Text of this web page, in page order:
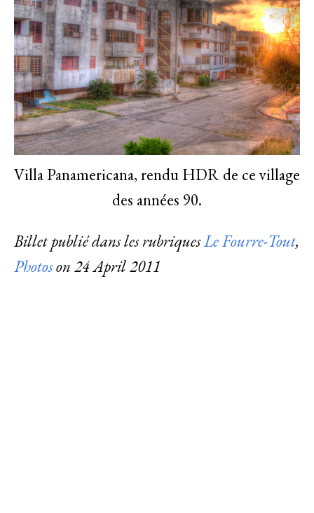
Villa Panamericana, rendu HDR de ce village
des années 90.
Billet publié dans les rubriquesLe Fourre-Tout,
Photoson 24 April 2011